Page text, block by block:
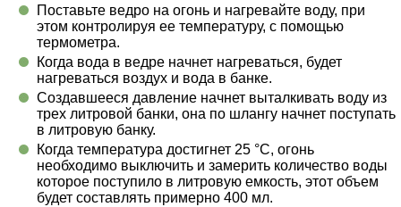
Поставьте ведро на огонь и нагревайте воду, при
этом контролируя ее температуру, с помощью
термометра.
Когда вода в ведре начнет нагреваться, будет
нагреваться воздух и вода в банке.
Создавшееся давление начнет выталкивать воду из
трех литровой банки, она по шлангу начнет поступать
в литровую банку.
Когда температура достигнет 25 °С, огонь
необходимо выключить и замерить количество воды
которое поступило в литровую емкость, этот объем
будет составлять примерно 400 мл.